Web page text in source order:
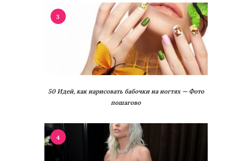
3
50 Идей, как нарисовать бабочки на ногтях — Фото
пошагово
4